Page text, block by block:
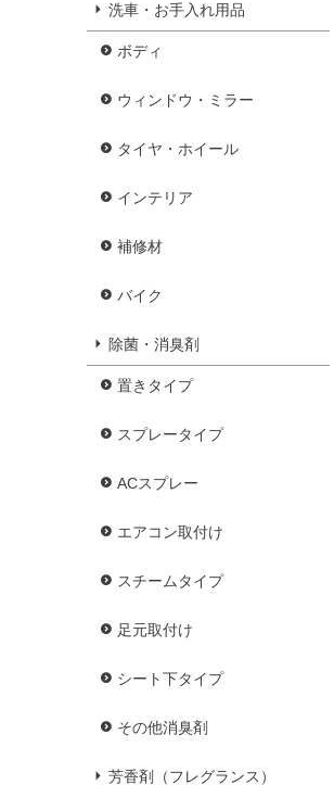
洗車・お手入れ用品
ボディ
ウィンドウ・ミラー
タイヤ・ホイール
インテリア
補修材
バイク
除菌・消臭剤
置きタイプ
スプレータイプ
ACスプレー
エアコン取付け
スチームタイプ
足元取付け
シート下タイプ
その他消臭剤
芳香剤（フレグランス）